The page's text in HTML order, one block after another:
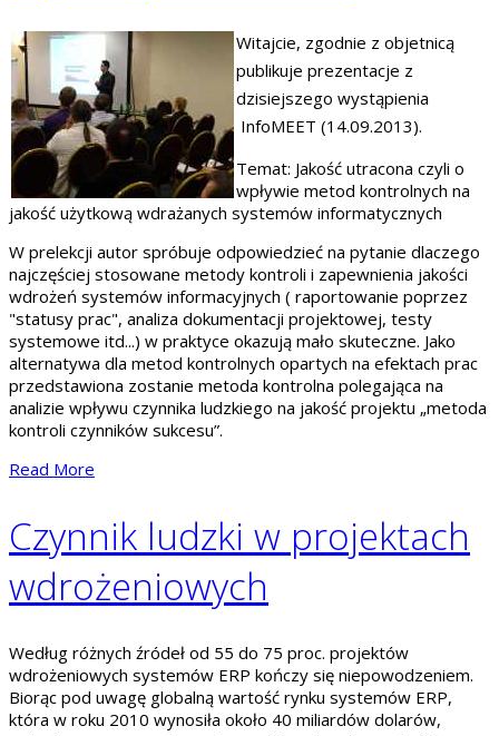
Witajcie, zgodnie z objetnicą
publikuje prezentacje z
dzisiejszego wystąpienia
InfoMEET (14.09.2013).
Temat: Jakość utracona czyli o
wpływie metod kontrolnych na
jakość użytkową wdrażanych systemów informatycznych
W prelekcji autor spróbuje odpowiedzieć na pytanie dlaczego
najczęściej stosowane metody kontroli i zapewnienia jakości
wdrożeń systemów informacyjnych ( raportowanie poprzez
"statusy prac", analiza dokumentacji projektowej, testy
systemowe itd...) w praktyce okazują mało skuteczne. Jako
alternatywa dla metod kontrolnych opartych na efektach prac
przedstawiona zostanie metoda kontrolna polegająca na
analizie wpływu czynnika ludzkiego na jakość projektu „metoda
kontroli czynników sukcesu”.
Read More
Czynnik ludzki w projektach
wdrożeniowych
Według różnych źródeł od 55 do 75 proc. projektów
wdrożeniowych systemów ERP kończy się niepowodzeniem.
Biorąc pod uwagę globalną wartość rynku systemów ERP,
która w roku 2010 wynosiła około 40 miliardów dolarów,